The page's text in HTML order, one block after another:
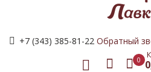
+7 (343) 385-81-22 Обратный
0